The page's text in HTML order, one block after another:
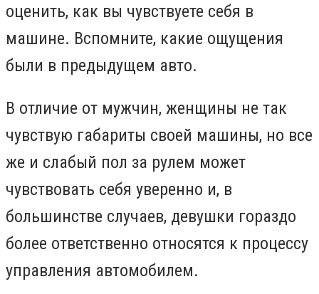
оценить, как вы чувствуете себя в
машине. Вспомните, какие ощущения
были в предыдущем авто.
В отличие от мужчин, женщины не так
чувствую габариты своей машины, но все
же и слабый пол за рулем может
чувствовать себя уверенно и, в
большинстве случаев, девушки гораздо
более ответственно относятся к процессу
управления автомобилем.